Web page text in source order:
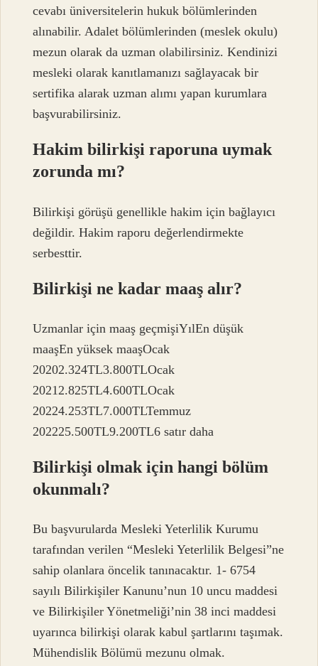
cevabı üniversitelerin hukuk bölümlerinden
alınabilir. Adalet bölümlerinden (meslek okulu)
mezun olarak da uzman olabilirsiniz. Kendinizi
mesleki olarak kanıtlamanızı sağlayacak bir
sertifika alarak uzman alımı yapan kurumlara
başvurabilirsiniz.
Hakim bilirkişi raporuna uymak
zorunda mı?
Bilirkişi görüşü genellikle hakim için bağlayıcı
değildir. Hakim raporu değerlendirmekte
serbesttir.
Bilirkişi ne kadar maaş alır?
Uzmanlar için maaş geçmişiYılEn düşük
maaşEn yüksek maaşOcak
20202.324TL3.800TLOcak
20212.825TL4.600TLOcak
20224.253TL7.000TLTemmuz
202225.500TL9.200TL6 satır daha
Bilirkişi olmak için hangi bölüm
okunmalı?
Bu başvurularda Mesleki Yeterlilik Kurumu
tarafından verilen “Mesleki Yeterlilik Belgesi”ne
sahip olanlara öncelik tanınacaktır. 1- 6754
sayılı Bilirkişiler Kanunu’nun 10 uncu maddesi
ve Bilirkişiler Yönetmeliği’nin 38 inci maddesi
uyarınca bilirkişi olarak kabul şartlarını taşımak.
Mühendislik Bölümü mezunu olmak.